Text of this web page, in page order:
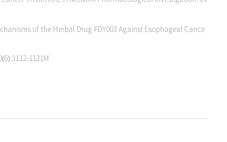
of the Herbal Drug FDY003 Against Esophageal Cance
1121M